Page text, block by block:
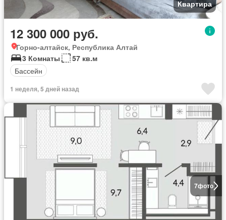
Квартира
12 300 000 руб.
Горно-алтайск, Республика Алтай
3 Комнаты
57 кв.м
Бассейн
1 неделя, 5 дней назад
7фото